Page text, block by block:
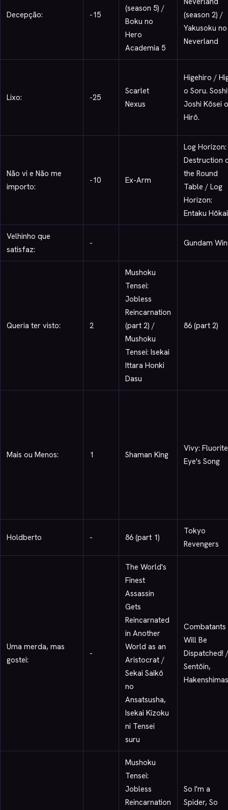
Decepção: -15
(season 5) /
Boku no
Hero
Academia 5
(season 2) /
Yakusoku no
Neverland
Lixo: -25
Scarlet
Nexus
Higehiro /
o Soru.
Joshi Kōsei o
Hirō.
Não vi e Não me
importo:
-10 Ex-Arm
Log Horizon:
Destruction
the Round
Table / Log
Horizon:
Entaku Hōkai
Velhinho que
satisfaz:
- Gundam
Queria ter visto: 2
Mushoku
Tensei:
Jobless
Reincarnation
(part 2) /
Mushoku
Tensei: Isekai
Ittara Honki
Dasu
86 (part 2)
Mais ou Menos: 1 Shaman King
Vivy: Fluorite
Eye's Song
Holdberto - 86 (part 1)
Tokyo
Revengers
Uma merda, mas
gostei:
-
The World's
Finest
Assassin
Gets
Reincarnated
in Another
World as an
Aristocrat /
Sekai Saikō
no
Ansatsusha,
Isekai Kizoku
ni Tensei
suru
Combatants
Will Be
Dispatched! /
Sentōin,
Mushoku
Tensei:
Jobless
Reincarnation
So I'm a
Spider, So